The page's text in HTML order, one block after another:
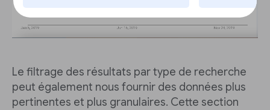
Le filtrage des résultats par type de recherche
peut également nous fournir des données plus
pertinentes et plus granulaires. Cette section